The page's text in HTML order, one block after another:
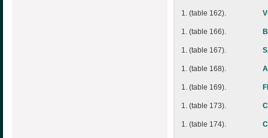
1. (table 162).
1. (table 166).
1. (table 167).
1. (table 168).
1. (table 169).
1. (table 173).
1. (table 174).